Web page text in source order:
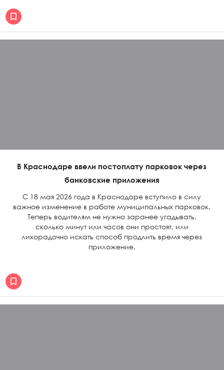
В Краснодаре ввели постоплату парковок через
банковские приложения
С 18 мая 2026 года в Краснодаре вступило в силу
важное изменение в работе муниципальных парковок.
Теперь водителям не нужно заранее угадывать,
сколько минут или часов они простоят, или
лихорадочно искать способ продлить время через
приложение.